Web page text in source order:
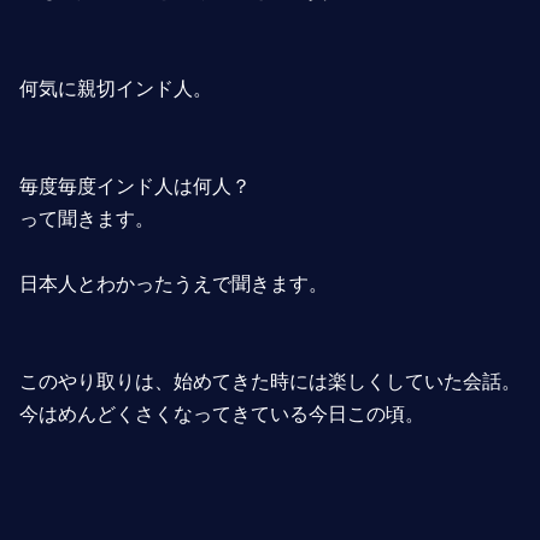
何気に親切インド人。
毎度毎度インド人は何人？
って聞きます。
日本人とわかったうえで聞きます。
このやり取りは、始めてきた時には楽しくしていた会話。
今はめんどくさくなってきている今日この頃。